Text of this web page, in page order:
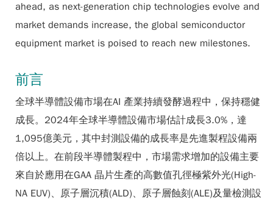
ahead, as next-generation chip technologies evolve and
market demands increase, the global semiconductor
equipment market is poised to reach new milestones.
前言
全球半導體設備市場在AI 產業持續發酵過程中，保持穩健
成長。2024年全球半導體設備市場估計成長3.0%，達
1,095億美元，其中封測設備的成長率是先進製程設備兩
倍以上。在前段半導體製程中，市場需求增加的設備主要
來自於應用在GAA 晶片生產的高數值孔徑極紫外光(High-
NA EUV)、原子層沉積(ALD)、原子層蝕刻(ALE)及量檢測設